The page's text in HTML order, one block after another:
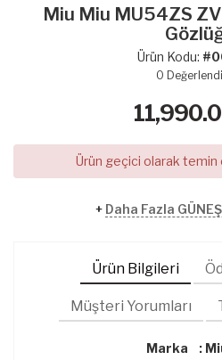
Miu Miu MU54ZS
Ürün Kodu:
0
Ürün geçici olarak
+ Daha Fazla
Ürün Bilgileri
Müşteri Yorumları
Marka :